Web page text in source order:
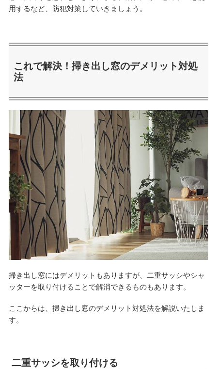
用するなど、防犯対策していきましょう。
これで解決！掃き出し窓のデメリット対処
法
掃き出し窓にはデメリットもありますが、二重サッシやシャ
ッターを取り付けることで解消できるものもあります。
ここからは、掃き出し窓のデメリット対処法を解説いたしま
す。
二重サッシを取り付ける